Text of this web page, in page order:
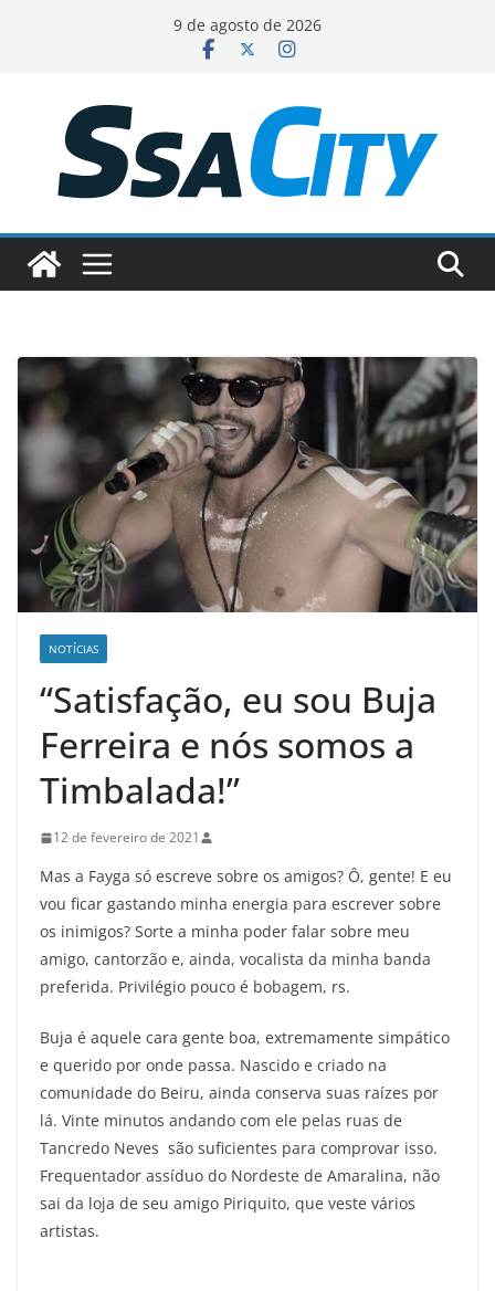
conteúdo
9 de agosto de 2026
NOTÍCIAS
“Satisfação, eu sou Buja
Ferreira e nós somos a
Timbalada!”
12 de fevereiro de 2021
Mas a Fayga só escreve sobre os amigos? Ô, gente! E eu
vou ficar gastando minha energia para escrever sobre
os inimigos? Sorte a minha poder falar sobre meu
amigo, cantorzão e, ainda, vocalista da minha banda
preferida. Privilégio pouco é bobagem, rs.
Buja é aquele cara gente boa, extremamente simpático
e querido por onde passa. Nascido e criado na
comunidade do Beiru, ainda conserva suas raízes por
lá. Vinte minutos andando com ele pelas ruas de
Tancredo Neves são suficientes para comprovar isso.
Frequentador assíduo do Nordeste de Amaralina, não
sai da loja de seu amigo Piriquito, que veste vários
artistas.